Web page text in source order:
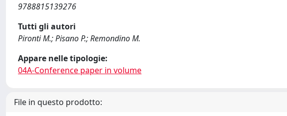
9788815139276
Tutti gli autori
Pironti M.; Pisano P.; Remondino M.
Appare nelle tipologie:
04A-Conference paper in volume
File in questo prodotto: